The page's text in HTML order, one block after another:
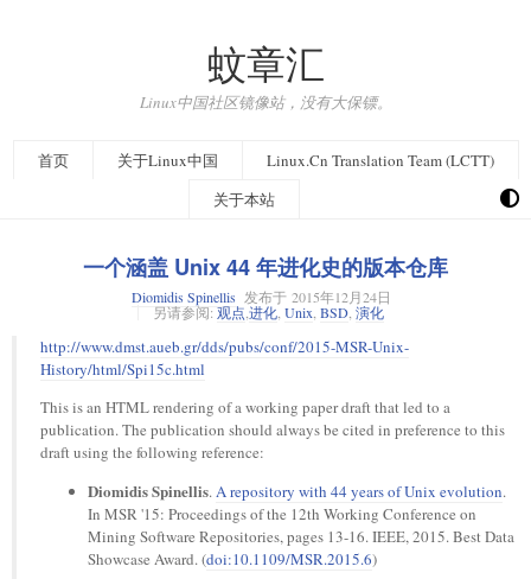
蚊章汇
Linux中国社区镜像站，没有大保镖。
首页 关于Linux中国
Linux.Cn Translation Team (LCTT)
关于本站
一个涵盖 Unix 44 年进化史的版本仓库
Diomidis Spinellis 发布于 2015年12月24日
另请参阅: 观点 进化 Unix BSD 演化
http://www.dmst.aueb.gr/dds/pubs/conf/2015-MSR-Unix-
History/html/Spi15c.html
This is an HTML rendering of a working paper draft that led to a
publication. The publication should always be cited in preference to this
draft using the following reference:
Diomidis Spinellis.A repository with 44 years of Unix evolution.
In MSR '15: Proceedings of the 12th Working Conference on
Mining Software Repositories, pages 13-16. IEEE, 2015. Best Data
Showcase Award. (doi:10.1109/MSR.2015.6)